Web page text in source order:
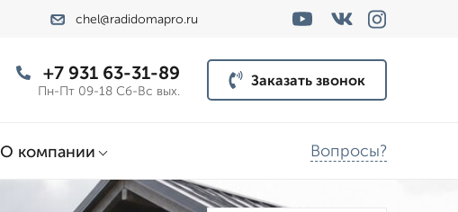
chel@radidomapro.ru
+7 931 63-31-89
Пн-Пт 09-18 Сб-Вс вых.
Заказать звонок
О компании Вопросы?